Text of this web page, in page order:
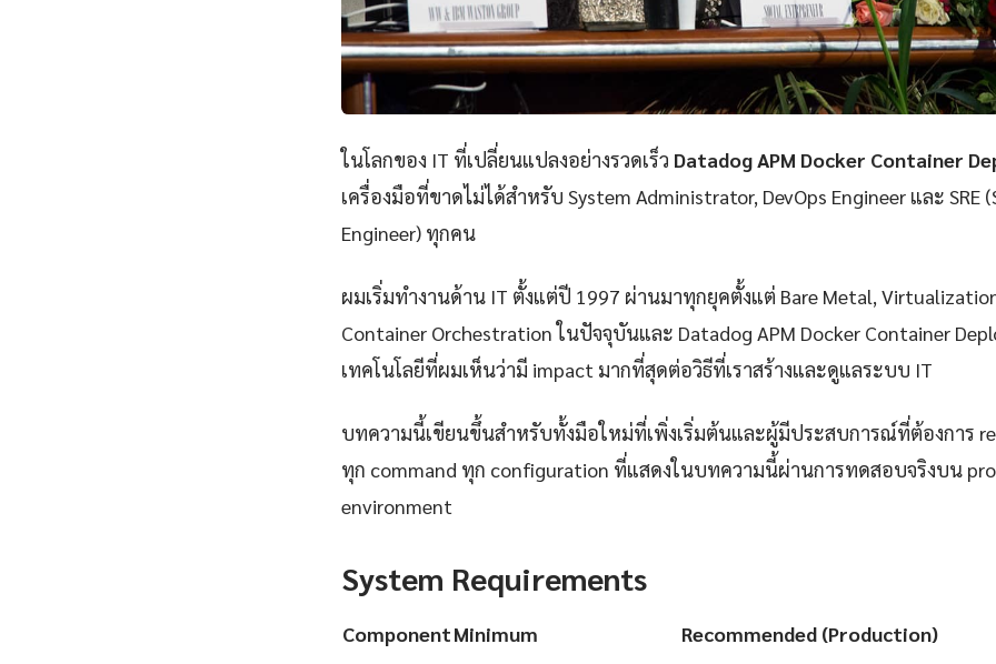
ในโลกของ IT ที่เปลี่ยนแปลงอย่างรวดเร็ว Datadog APM Docker Container
เครื่องมือที่ขาดไม่ได้สำหรับ System Administrator, DevOps Engineer และ SRE
Engineer) ทุกคน
ผมเริ่มทำงานด้าน IT ตั้งแต่ปี 1997 ผ่านมาทุกยุคตั้งแต่ Bare Metal,
Container Orchestration ในปัจจุบันและ Datadog APM Docker Container
เทคโนโลยีที่ผมเห็นว่ามี impact มากที่สุดต่อวิธีที่เราสร้างและดูแลระบบ IT
บทความนี้เขียนขึ้นสำหรับทั้งมือใหม่ที่เพิ่งเริ่มต้นและผู้มีประสบการณ์ที่ต้องการ
ทุก command ทุก configuration ที่แสดงในบทความนี้ผ่านการทดสอบจริงบน
environment
System Requirements
ComponentMinimum
Recommended (Production)